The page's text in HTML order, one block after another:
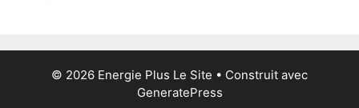
© 2026 Energie Plus Le Site • Construit avec
GeneratePress